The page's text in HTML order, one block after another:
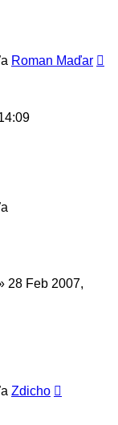
Roman Maďar
28 Feb 2007,
Zdicho